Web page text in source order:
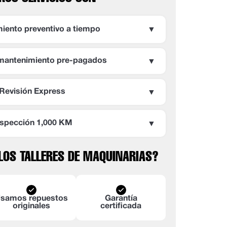
preventivo a tiempo ▼
pre-pagados ▼
Revisión Express ▼
1,000 KM ▼
kilómetrajes en condiciones optimas.
TALLERES DE MAQUINARIAS?
repuestos
originales
Garantía
certificada